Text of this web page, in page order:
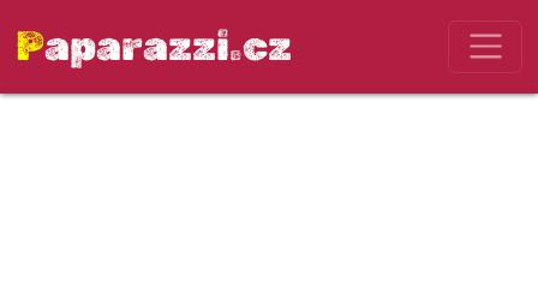
Paparazzi.cz